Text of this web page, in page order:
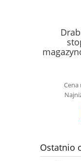
Ostatnio